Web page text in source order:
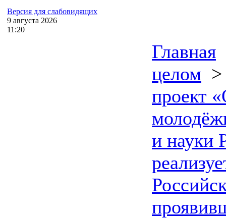
Версия для слабовидящих
9 августа 2026
11:20
Главная
целом
проект
и науки